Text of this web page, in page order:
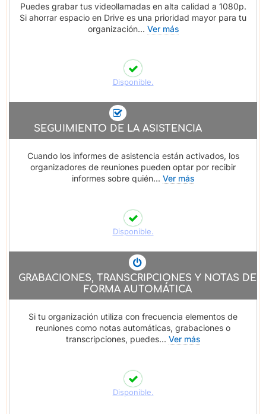
Puedes grabar tus videollamadas en alta calidad a 1080p.
Si ahorrar espacio en Drive es una prioridad mayor para tu
organización... Ver más
Disponible.
SEGUIMIENTO DE LA ASISTENCIA
Cuando los informes de asistencia están activados, los
organizadores de reuniones pueden optar por recibir
informes sobre quién... Ver más
Disponible.
GRABACIONES, TRANSCRIPCIONES Y NOTAS DE
FORMA AUTOMÁTICA
Si tu organización utiliza con frecuencia elementos de
reuniones como notas automáticas, grabaciones o
transcripciones, puedes... Ver más
Disponible.